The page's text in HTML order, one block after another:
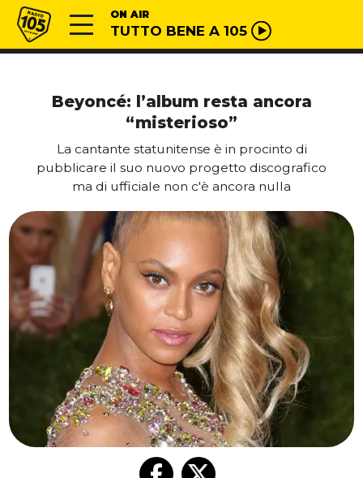
Vai al contenuto
Radio 105 ON AIR
TUTTO BENE A 105
Beyoncé: l’album resta ancora
“misterioso”
La cantante statunitense è in procinto di
pubblicare il suo nuovo progetto discografico
ma di ufficiale non c'è ancora nulla